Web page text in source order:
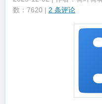
数：7620 | 2 条评论